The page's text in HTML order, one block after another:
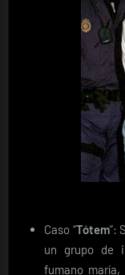
Caso “Tótem”:
un grupo de
fumano